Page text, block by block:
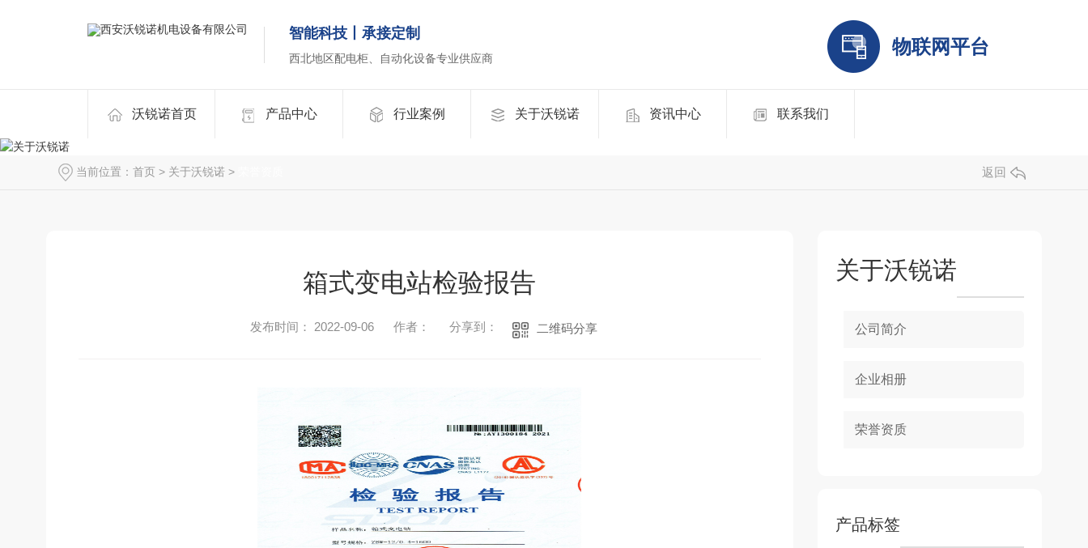
智能科技丨承接定制
西北地区配电柜、自动化设备专业供应商
物联网平台
沃锐诺首页 产品中心 行业案例 关于沃锐诺 资讯中心 联系我们
当前位置： 首页 > 关于沃锐诺 > 返回
箱式变电站检验报告
发布时间： 2022-09-06 作者： 分享到： 二维码分享
关于沃锐诺
公司简介
企业相册
荣誉资质
产品标签